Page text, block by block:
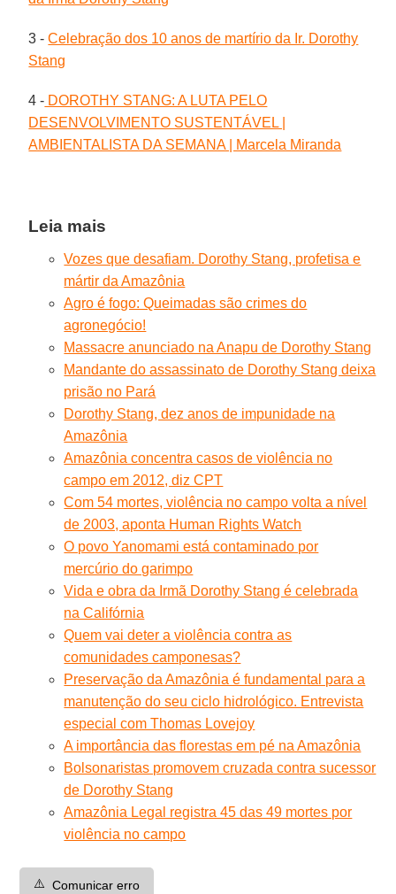
3 -Celebração dos 10 anos de martírio da Ir. Dorothy
Stang
4 - DOROTHY STANG: A LUTA PELO
DESENVOLVIMENTO SUSTENTÁVEL |
AMBIENTALISTA DA SEMANA | Marcela Miranda
Leia mais
Vozes que desafiam. Dorothy Stang, profetisa e
mártir da Amazônia
Agro é fogo: Queimadas são crimes do
agronegócio!
Massacre anunciado na Anapu de Dorothy Stang
Mandante do assassinato de Dorothy Stang deixa
prisão no Pará
Dorothy Stang, dez anos de impunidade na
Amazônia
Amazônia concentra casos de violência no
campo em 2012, diz CPT
Com 54 mortes, violência no campo volta a nível
de 2003, aponta Human Rights Watch
O povo Yanomami está contaminado por
mercúrio do garimpo
Vida e obra da Irmã Dorothy Stang é celebrada
na Califórnia
Quem vai deter a violência contra as
comunidades camponesas?
Preservação da Amazônia é fundamental para a
manutenção do seu ciclo hidrológico. Entrevista
especial com Thomas Lovejoy
A importância das florestas em pé na Amazônia
Bolsonaristas promovem cruzada contra sucessor
de Dorothy Stang
Amazônia Legal registra 45 das 49 mortes por
violência no campo
⚠️ Comunicar erro